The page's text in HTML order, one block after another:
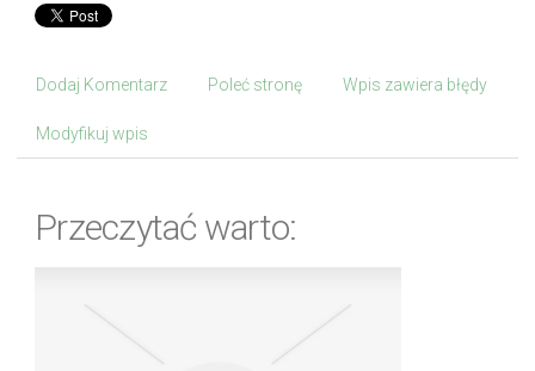
Dodaj Komentarz Poleć stronę Wpis zawiera błędy
Modyfikuj wpis
Przeczytać warto: